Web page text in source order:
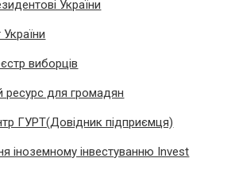
України
України
виборців
ресурс для громадян
ГУРТ(Довідник підприємця)
іноземному інвестуванню Invest